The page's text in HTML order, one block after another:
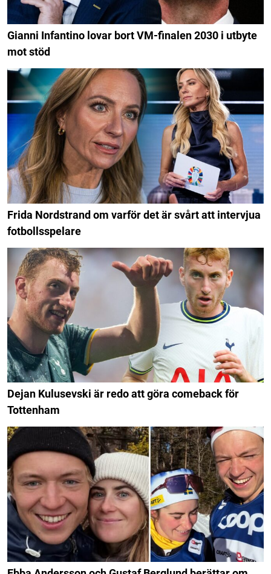
Gianni Infantino lovar bort VM-finalen 2030 i utbyte
mot stöd
Frida Nordstrand om varför det är svårt att intervjua
fotbollsspelare
Dejan Kulusevski är redo att göra comeback för
Tottenham